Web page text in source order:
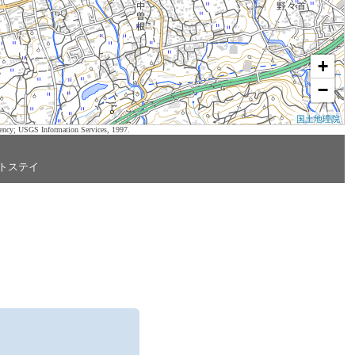
+
−
国土地理院
USGS Information Services, 1997.
ステイ